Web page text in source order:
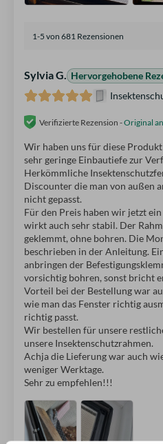
1-5 von 681 Rezensionen
Sylvia G. Hervorgehobene
Verifizierte Rezension -Original
Wir haben uns für diese
sehr geringe Einbautiefe zur
Herkömmliche
Discounter die man von außen
nicht gepasst.
Für den Preis haben wir jetzt
wirkt auch sehr stabil. Der
geklemmt, ohne bohren. Die
beschrieben in der Anleitung.
anbringen der
vorsichtig bohren, sonst bricht
Vorteil bei der Bestellung war
wie man das Fenster richtig
richtig passt.
Wir bestellen für unsere
unsere Insektenschutzrahmen.
Achja die Lieferung war auch
weniger Werktage.
Sehr zu empfehlen!!!